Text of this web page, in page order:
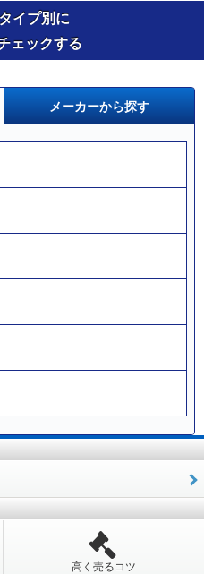
イプ別に
ェックする
メーカーから探す
高く売るコツ